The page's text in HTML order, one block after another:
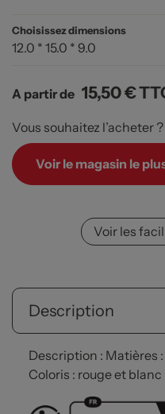
Choisissez dimensions
12.0 * 15.0 * 9.0
A partir de 15,50 €
Vous souhaitez l’acheter ?
Voir le magasin le
Voir les
Description
Description : Matières
Coloris : rouge et blanc